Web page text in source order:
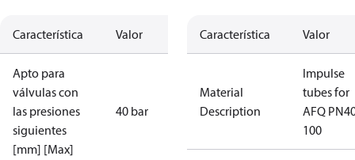
Característica Valor
Apto para
válvulas con
las presiones
siguientes
[mm] [Max]
40 bar
Característica Valor
Material
Description
Impulse
tubes for
AFQ
100